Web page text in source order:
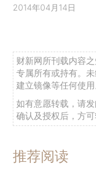
2014年04月14日
财新网所刊载内容
专属所有或持有。
建立镜像等任何使用
如有意愿转载，请
确认及授权后，方可
推荐阅读